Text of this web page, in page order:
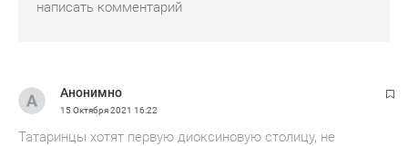
Анонимно
15 Октября 2021 16:22
Татаринцы хотят первую диоксиновую столицу, не